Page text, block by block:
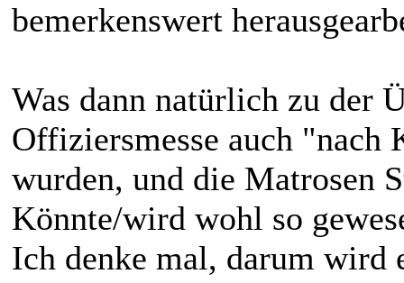
bemerkenswert
Was dann natürlich zu der
Offiziersmesse auch "nach
wurden, und die Matrosen
Könnte/wird wohl so
Ich denke mal, darum wird